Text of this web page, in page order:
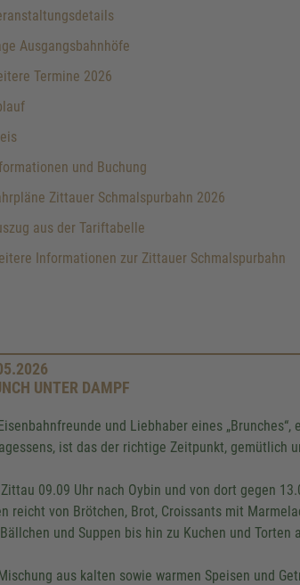
Ausgangsbahnhöfe
Termine 2026
und Buchung
Zittauer Schmalspurbahn 2026
aus der Tariftabelle
Informationen zur Zittauer Schmalspurbahn
UNTER DAMPF
und Liebhaber eines
ist das der richtige Zeitpunkt, gemütlich
09.09 Uhr nach Oybin und von dort gegen
reicht von Brötchen, Brot, Croissants mit
und Suppen bis hin zu Kuchen und Torten
aus kalten sowie warmen Speisen und